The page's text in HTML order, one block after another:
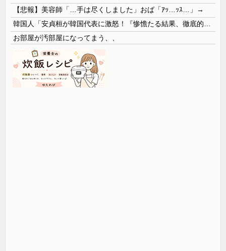
【悲報】美容師「…手は尽くしました」おば「ｱｯ…ｯｽ…」→
お部屋が汚部屋になってまう、、